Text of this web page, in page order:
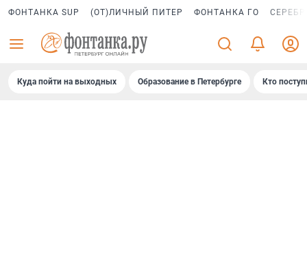
ФОНТАНКА SUP (ОТ)ЛИЧНЫЙ ПИТЕР ФОНТАНКА ГО
Куда пойти на выходных Образование в Петербурге Кто